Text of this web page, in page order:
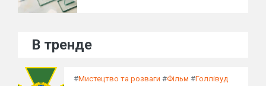
В тренде
#Мистецтво та розваги #Фільм #Голлівуд